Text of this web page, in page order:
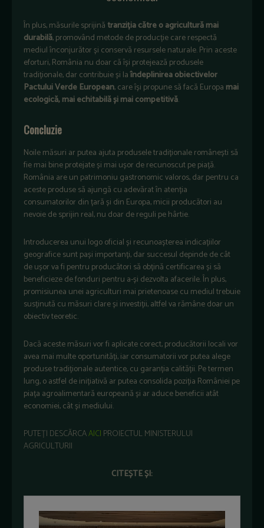
În plus, măsurile sprijină tranziția către o agricultură mai
durabilă, promovând metode de producție care respectă
mediul înconjurător și conservă resursele naturale. Prin aceste
eforturi, România nu doar că își protejează produsele
tradiționale, dar contribuie și laîndeplinirea obiectivelor
Pactului Verde European, care își propune să facă Europa mai
ecologică, mai echitabilă și mai competitivă.
Concluzie
Noile măsuri ar putea ajuta produsele tradiționale românești să
fie mai bine protejate și mai ușor de recunoscut pe piață.
România are un patrimoniu gastronomic valoros, dar pentru ca
aceste produse să ajungă cu adevărat în atenția
consumatorilor din țară și din Europa, micii producători au
nevoie de sprijin real, nu doar de reguli pe hârtie.
Introducerea unui logo oficial și recunoașterea indicațiilor
geografice sunt pași importanți, dar succesul depinde de cât
de ușor va fi pentru producători să obțină certificarea și să
beneficieze de fonduri pentru a-și dezvolta afacerile. În plus,
promisiunea unei agriculturi mai prietenoase cu mediul trebuie
susținută cu măsuri clare și investiții, altfel va rămâne doar un
obiectiv teoretic.
Dacă aceste măsuri vor fi aplicate corect, producătorii locali vor
avea mai multe oportunități, iar consumatorii vor putea alege
produse tradiționale autentice, cu garanția calității. Pe termen
lung, o astfel de inițiativă ar putea consolida poziția României pe
piața agroalimentară europeană și ar aduce beneficii atât
economiei, cât și mediului.
PUTEȚI DESCĂRCAAICI PROIECTUL MINISTERULUI
AGRICULTURII
CITEȘTE ȘI: